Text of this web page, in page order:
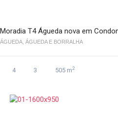
Moradia T4 Águeda nova em
ÁGUEDA, ÁGUEDA E BORRALHA
4 3 505 m2